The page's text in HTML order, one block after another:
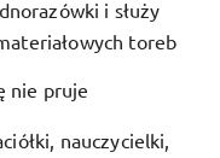
i służy
toreb
nie pruje
nauczycielki,